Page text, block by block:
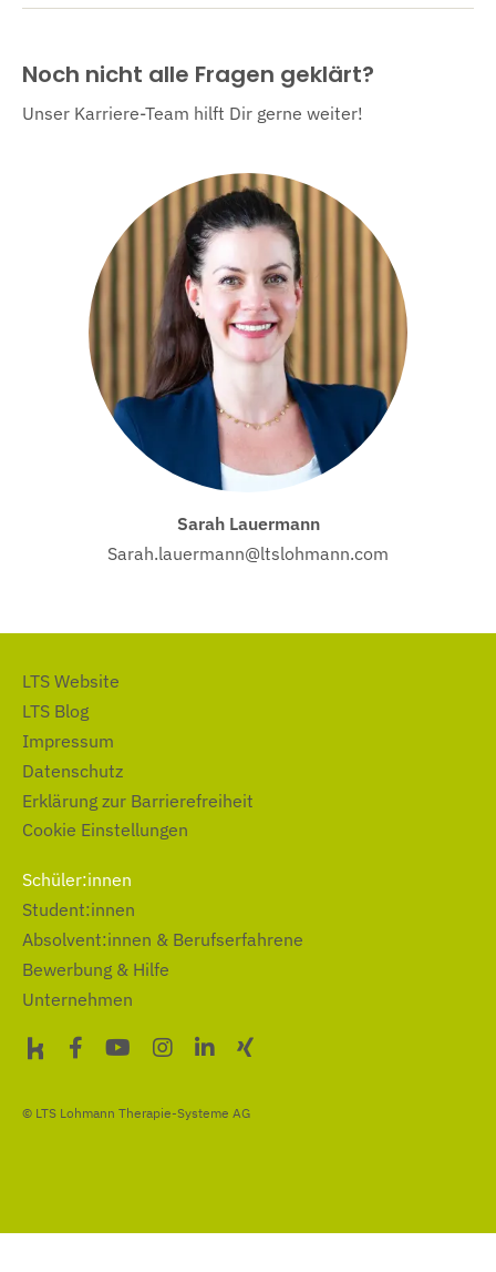
Noch nicht alle Fragen geklärt?
Unser Karriere-Team hilft Dir gerne weiter!
Sarah Lauermann
Sarah.lauermann@ltslohmann.com
LTS Website
LTS Blog
Impressum
Datenschutz
Erklärung zur Barrierefreiheit
Cookie Einstellungen
Schüler:innen
Student:innen
Absolvent:innen & Berufserfahrene
Bewerbung & Hilfe
Unternehmen
© LTS Lohmann Therapie-Systeme AG